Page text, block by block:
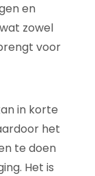
en
zowel
voor
in korte
het
te doen
Het is